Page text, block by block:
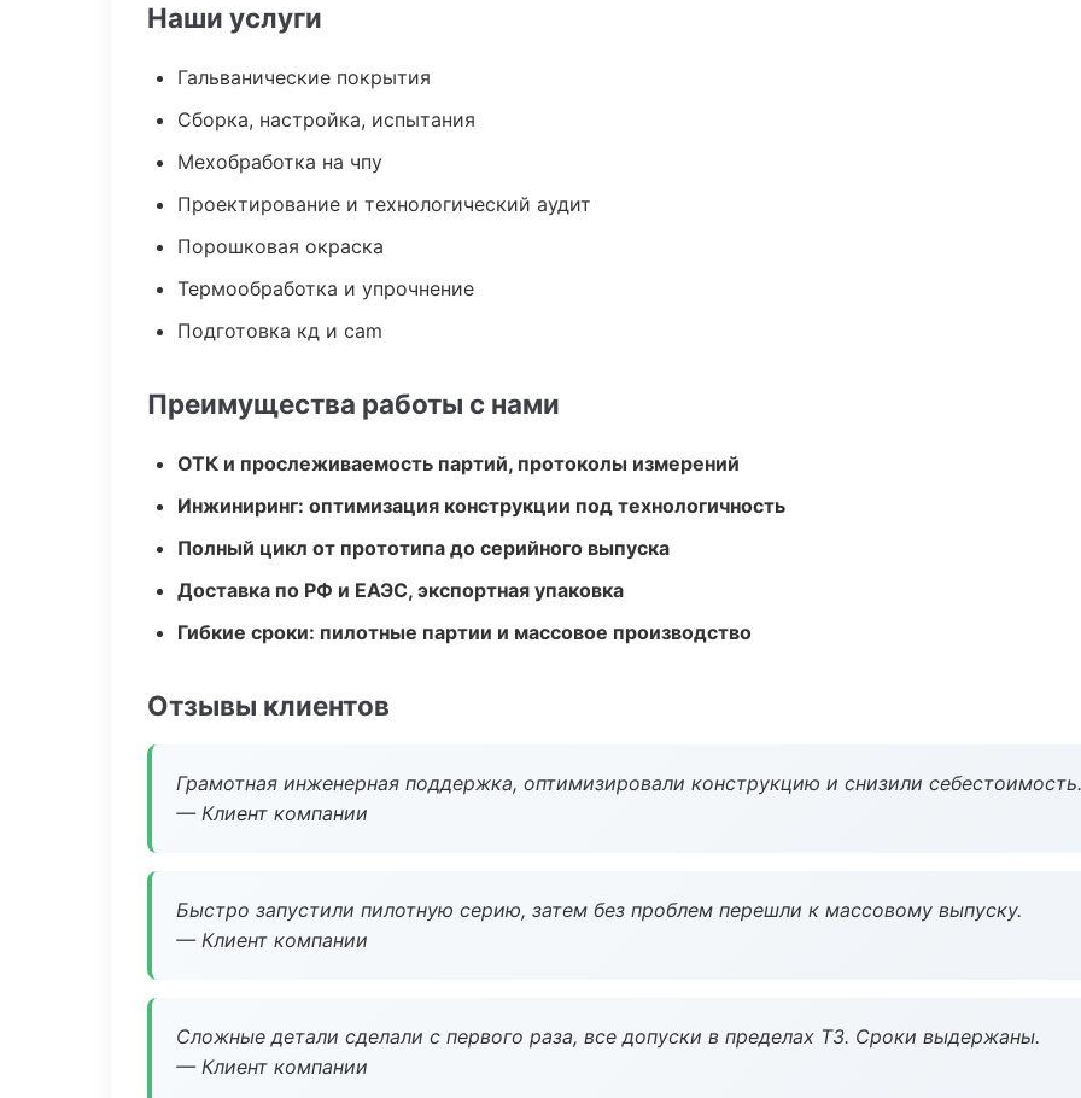
Наши услуги
Гальванические покрытия
Сборка, настройка, испытания
Мехобработка на чпу
Проектирование и технологический аудит
Порошковая окраска
Термообработка и упрочнение
Подготовка кд и cam
Преимущества работы с нами
ОТК и прослеживаемость партий, протоколы измерений
Инжиниринг: оптимизация конструкции под технологичность
Полный цикл от прототипа до серийного выпуска
Доставка по РФ и ЕАЭС, экспортная упаковка
Гибкие сроки: пилотные партии и массовое производство
Отзывы клиентов
Грамотная инженерная поддержка, оптимизировали конструкцию и снизили себестоимость.
— Клиент компании
Быстро запустили пилотную серию, затем без проблем перешли к массовому выпуску.
— Клиент компании
Сложные детали сделали с первого раза, все допуски в пределах ТЗ. Сроки выдержаны.
— Клиент компании